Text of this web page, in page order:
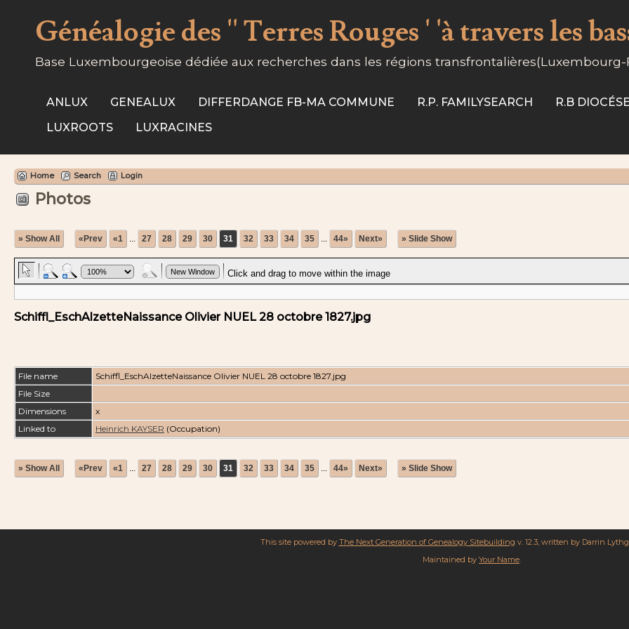
Généalogie des '' Terres Rouges ' 'à travers les
Base Luxembourgeoise dédiée aux recherches dans les régions
ANLUX GENEALUX DIFFERDANGE FB-MA COMMUNE R.P. FAMILYSEARCH R.B
LUXROOTS
LUXRACINES
Home Search Login
Photos
» Show All «Prev «1 ... 27 28 29 30 31 32 33 34 35 ... 44» Next» » Slide Show
Schiffl_EschAlzetteNaissance Olivier NUEL 28 octobre 1827.jpg
File name
Schiffl_EschAlzetteNaissance Olivier NUEL 28 octobre 1827.jpg
File Size
Dimensions
x
Linked to
Heinrich KAYSER (Occupation)
» Show All «Prev «1 ... 27 28 29 30 31 32 33 34 35 ... 44» Next» » Slide Show
This site powered by The Next Generation of Genealogy Sitebuilding v. 12.3, written by Darrin
Maintained by Your Name.